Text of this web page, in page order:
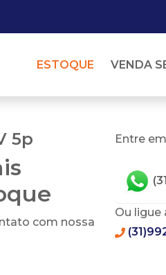
ESTOQUE VENDA
5p
com nossa
Entre
Ou ligue